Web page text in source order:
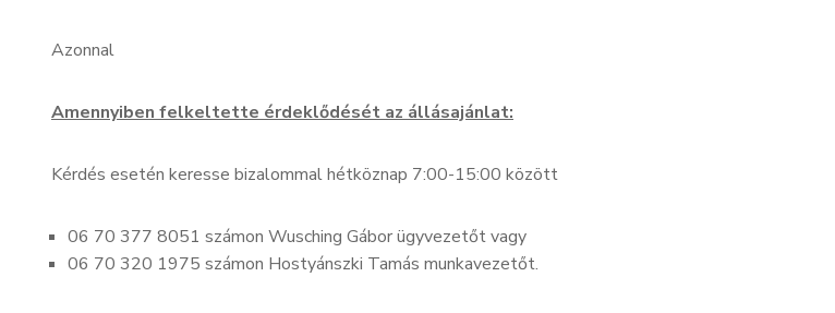
Azonnal
Amennyiben felkeltette érdeklődését az állásajánlat:
Kérdés esetén keresse bizalommal hétköznap 7:00-15:00 között
06 70 377 8051 számon Wusching Gábor ügyvezetőt vagy
06 70 320 1975 számon Hostyánszki Tamás munkavezetőt.